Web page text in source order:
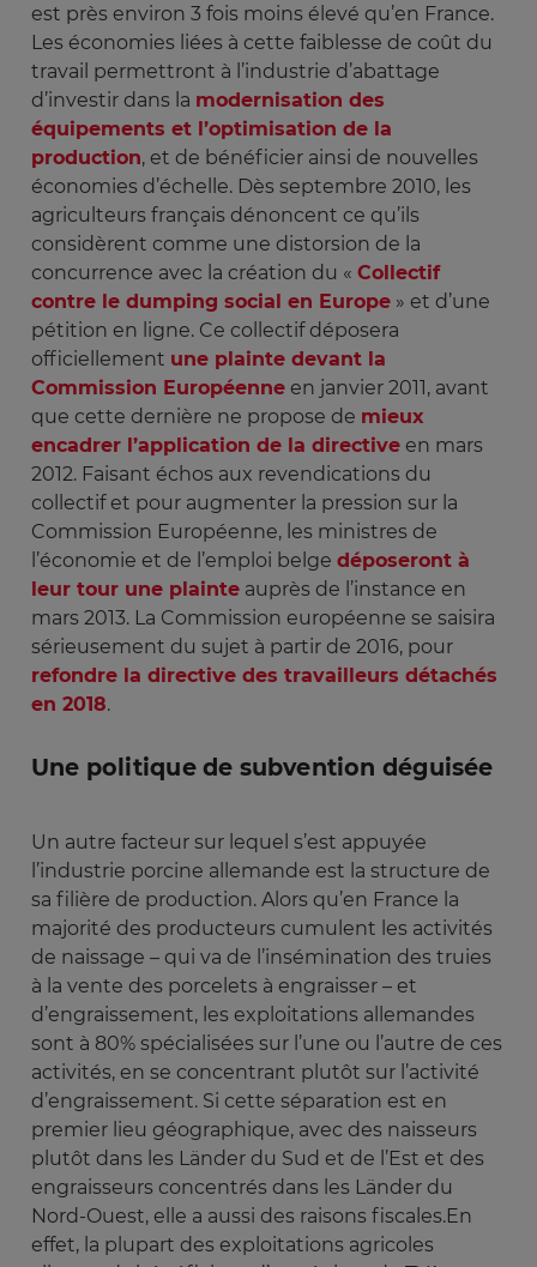
est près environ 3 fois moins élevé qu’en France.
Les économies liées à cette faiblesse de coût du
travail permettront à l’industrie d’abattage
d’investir dans la modernisation des
équipements et l’optimisation de la
production, et de bénéficier ainsi de nouvelles
économies d’échelle. Dès septembre 2010, les
agriculteurs français dénoncent ce qu’ils
considèrent comme une distorsion de la
concurrence avec la création du « Collectif
contre le dumping social en Europe » et d’une
pétition en ligne. Ce collectif déposera
officiellement une plainte devant la
Commission Européenne en janvier 2011, avant
que cette dernière ne propose de mieux
encadrer l’application de la directive en mars
2012. Faisant échos aux revendications du
collectif et pour augmenter la pression sur la
Commission Européenne, les ministres de
l’économie et de l’emploi belge déposeront à
leur tour une plainte auprès de l’instance en
mars 2013. La Commission européenne se saisira
sérieusement du sujet à partir de 2016, pour
refondre la directive des travailleurs détachés
en 2018.
Une politique de subvention déguisée
Un autre facteur sur lequel s’est appuyée
l’industrie porcine allemande est la structure de
sa filière de production. Alors qu’en France la
majorité des producteurs cumulent les activités
de naissage – qui va de l’insémination des truies
à la vente des porcelets à engraisser – et
d’engraissement, les exploitations allemandes
sont à 80% spécialisées sur l’une ou l’autre de ces
activités, en se concentrant plutôt sur l’activité
d’engraissement. Si cette séparation est en
premier lieu géographique, avec des naisseurs
plutôt dans les Länder du Sud et de l’Est et des
engraisseurs concentrés dans les Länder du
Nord-Ouest, elle a aussi des raisons fiscales.En
effet, la plupart des exploitations agricoles